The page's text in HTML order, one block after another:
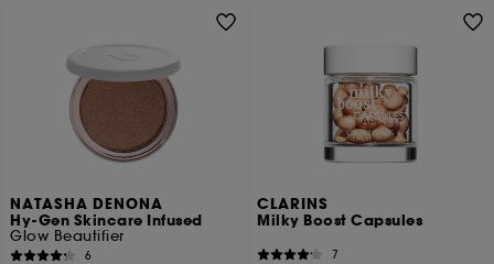
NATASHA DENONA
Hy-Gen Skincare Infused
Glow Beautifier
6
CLARINS
Milky Boost Capsules
7